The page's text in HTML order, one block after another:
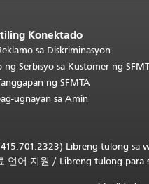
Konektado
sa Diskriminasyon
ng Serbisyo sa Kustomer ng
ng SFMTA
ugnayan sa Amin
415.701.2323) Libreng tulong sa
언어 지원 / Libreng tulong para